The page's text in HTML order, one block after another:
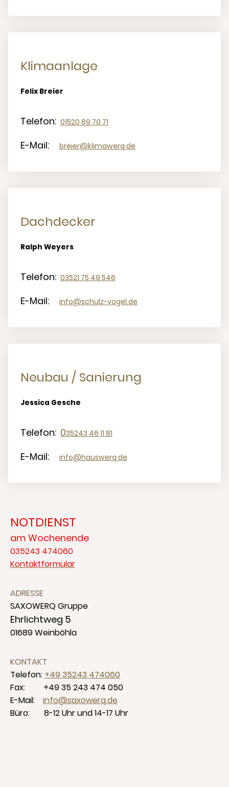
Klimaanlage
Felix Breier
Telefon: 01520 89 70 71
E-Mail: breier@klimawerq.de
Dachdecker
Ralph Weyers
Telefon: 03521 75 49 546
E-Mail: info@schulz-vogel.de
Neubau / Sanierung
Jessica Gesche
Telefon: 035243 46 11 81
E-Mail: info@hauswerq.de
NOTDIENST
am Wochenende
035243 474060
Kontaktformular
KONTAKT
Telefon: +49 35243 474060
Fax: +49 35 243 474 050
E-Mail: info@saxowerq.de
Büro: 8-12 Uhr und 14-17 Uhr
ADRESSE
SAXOWERQ Gruppe
Ehrlichtweg 5
01689 Weinböhla